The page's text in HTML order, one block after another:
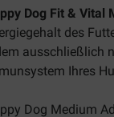
Dog Fit & Vital
des
ausschließlich
Ihres
Dog Medium